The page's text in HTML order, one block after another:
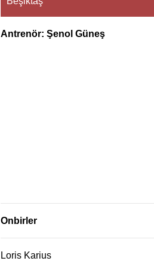
Antrenör: Şenol Güneş
Onbirler
Loris Karius